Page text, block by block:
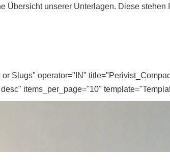
Übersicht unserer Unterlagen. Diese
Slugs" operator="IN"
items_per_page="10"